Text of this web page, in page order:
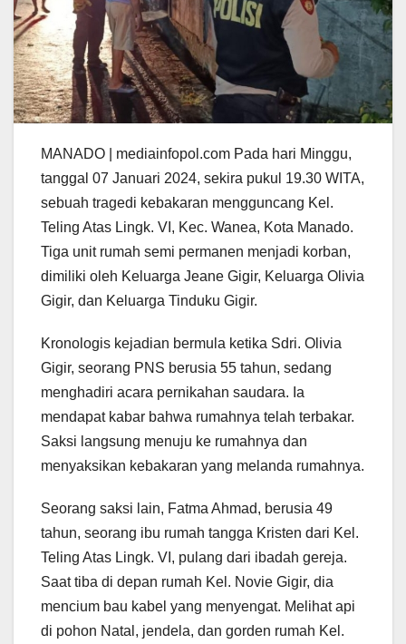
MANADO | mediainfopol.com Pada hari Minggu,
tanggal 07 Januari 2024, sekira pukul 19.30 WITA,
sebuah tragedi kebakaran mengguncang Kel.
Teling Atas Lingk. VI, Kec. Wanea, Kota Manado.
Tiga unit rumah semi permanen menjadi korban,
dimiliki oleh Keluarga Jeane Gigir, Keluarga Olivia
Gigir, dan Keluarga Tinduku Gigir.
Kronologis kejadian bermula ketika Sdri. Olivia
Gigir, seorang PNS berusia 55 tahun, sedang
menghadiri acara pernikahan saudara. Ia
mendapat kabar bahwa rumahnya telah terbakar.
Saksi langsung menuju ke rumahnya dan
menyaksikan kebakaran yang melanda rumahnya.
Seorang saksi lain, Fatma Ahmad, berusia 49
tahun, seorang ibu rumah tangga Kristen dari Kel.
Teling Atas Lingk. VI, pulang dari ibadah gereja.
Saat tiba di depan rumah Kel. Novie Gigir, dia
mencium bau kabel yang menyengat. Melihat api
di pohon Natal, jendela, dan gorden rumah Kel.